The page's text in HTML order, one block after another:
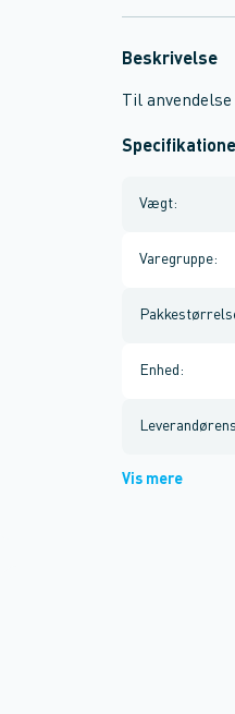
Beskrivelse
Til
Vægt:
Varegruppe:
Enhed :
Vis mere